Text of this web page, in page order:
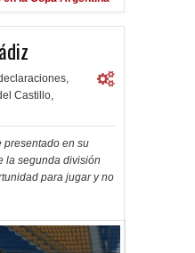
,
Castillo,
presentado en su
la segunda división
para jugar y no